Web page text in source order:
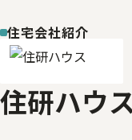
住宅会社紹介
住研ハウ